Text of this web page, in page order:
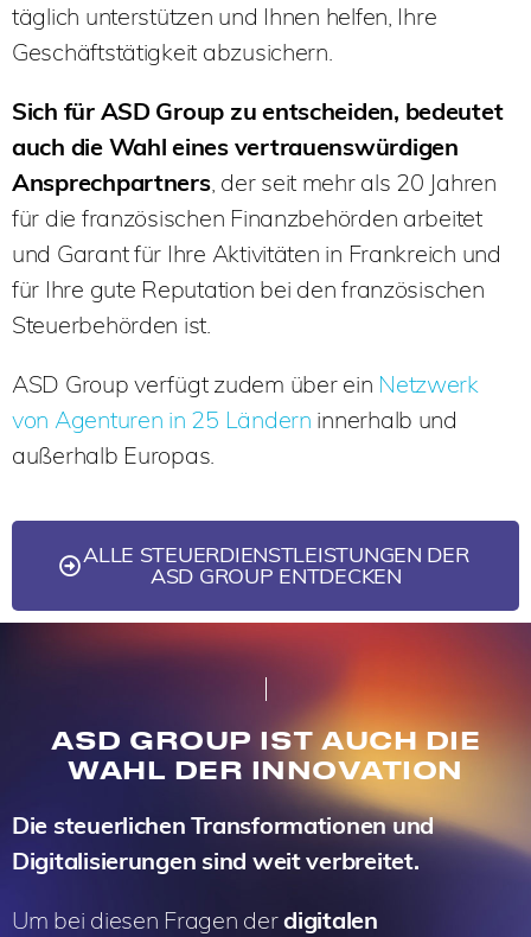
täglich unterstützen und Ihnen helfen, Ihre
Geschäftstätigkeit abzusichern.
Sich für ASD Group zu entscheiden, bedeutet
auch die Wahl eines vertrauenswürdigen
Ansprechpartners, der seit mehr als 20 Jahren
für die französischen Finanzbehörden arbeitet
und Garant für Ihre Aktivitäten in Frankreich und
für Ihre gute Reputation bei den französischen
Steuerbehörden ist.
ASD Group verfügt zudem über ein Netzwerk
von Agenturen in 25 Ländern innerhalb und
außerhalb Europas.
ALLE STEUERDIENSTLEISTUNGEN DER
ASD GROUP ENTDECKEN
ASD GROUP IST AUCH DIE
WAHL DER INNOVATION
Die steuerlichen Transformationen und
Digitalisierungen sind weit verbreitet.
Um bei diesen Fragen derdigitalen